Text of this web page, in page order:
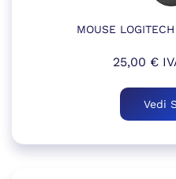
MOUSE
25,00 €
Vedi